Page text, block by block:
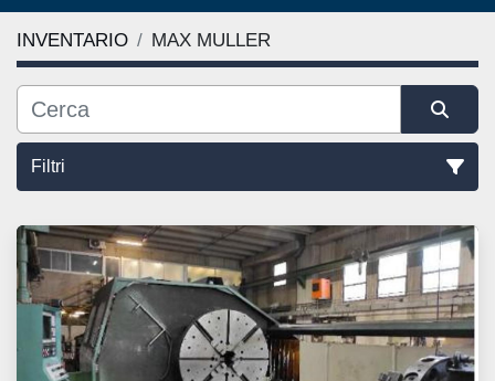
INVENTARIO MAX MULLER
Filtri
Tutte le categorie
Ordina per